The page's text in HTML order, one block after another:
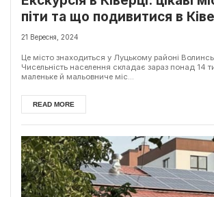
піти та що подивитися в
21 Вересня, 2024
Це місто знаходиться у Луцькому районі
Чисельність населення складає зараз понад 14
маленьке й мальовниче міс...
READ MORE